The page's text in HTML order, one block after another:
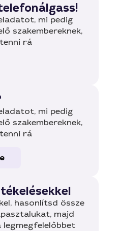
mi pedig
szakembereknek,
rá
mi pedig
szakembereknek,
rá
hasonlítsd össze
majd